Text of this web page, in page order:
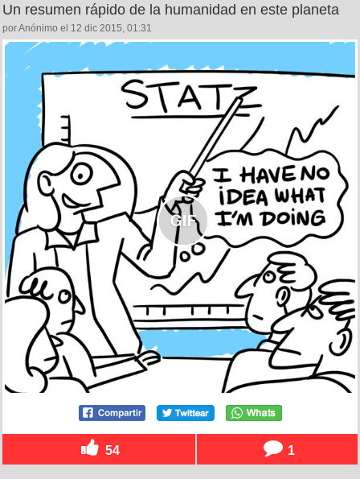
Un resumen rápido de la humanidad en este planeta
por Anónimo el 12 dic 2015, 01:31
54 1